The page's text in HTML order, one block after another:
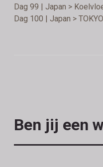
Dag 99 | Japan >
Dag 100 | Japan > TOKYO
Ben jij een